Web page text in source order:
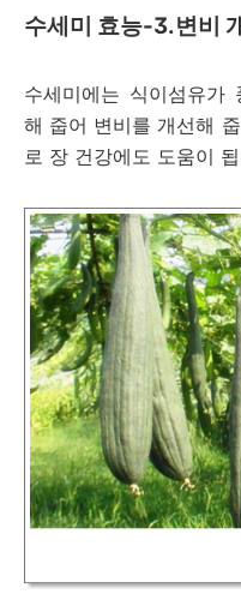
수세미 효능-3.변비
수세미에는 식이섬유가
해 줍어 변비를 개선해
로 장 건강에도 도움이